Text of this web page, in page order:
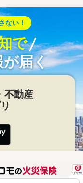
ない！
で
が届く
不動産